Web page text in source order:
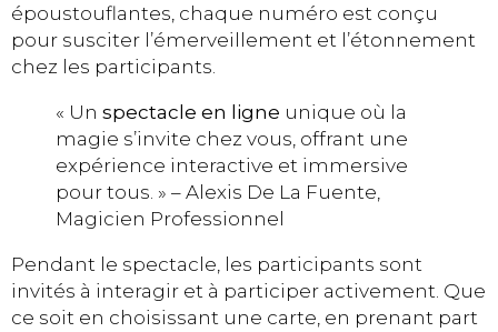
époustouflantes, chaque numéro est conçu
pour susciter l’émerveillement et l’étonnement
chez les participants.
« Un spectacle en ligne unique où la
magie s’invite chez vous, offrant une
expérience interactive et immersive
pour tous. » – Alexis De La Fuente,
Magicien Professionnel
Pendant le spectacle, les participants sont
invités à interagir et à participer activement. Que
ce soit en choisissant une carte, en prenant part